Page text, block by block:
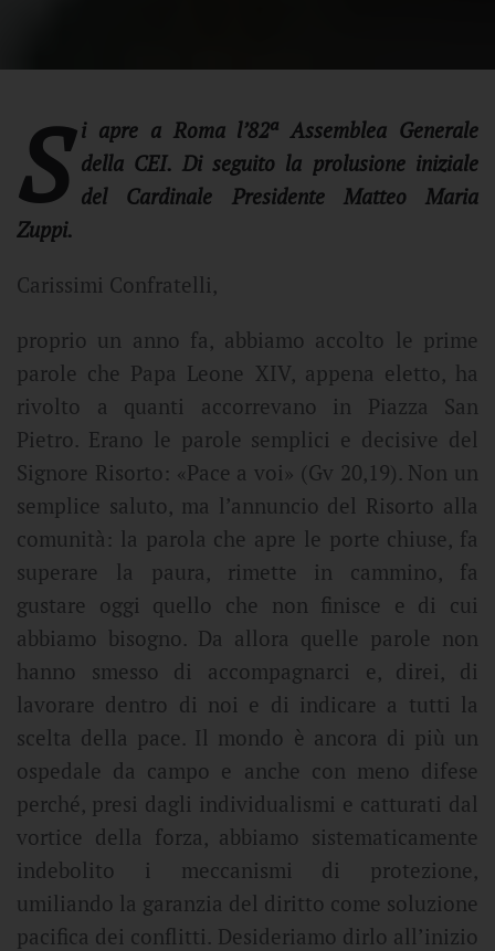
S i apre a Roma l’82ª Assemblea Generale
della CEI. Di seguito la prolusione iniziale
del Cardinale Presidente Matteo Maria
Zuppi.
Carissimi Confratelli,
proprio un anno fa, abbiamo accolto le prime
parole che Papa Leone XIV, appena eletto, ha
rivolto a quanti accorrevano in Piazza San
Pietro. Erano le parole semplici e decisive del
Signore Risorto: «Pace a voi» (Gv 20,19). Non un
semplice saluto, ma l’annuncio del Risorto alla
comunità: la parola che apre le porte chiuse, fa
superare la paura, rimette in cammino, fa
gustare oggi quello che non finisce e di cui
abbiamo bisogno. Da allora quelle parole non
hanno smesso di accompagnarci e, direi, di
lavorare dentro di noi e di indicare a tutti la
scelta della pace. Il mondo è ancora di più un
ospedale da campo e anche con meno difese
perché, presi dagli individualismi e catturati dal
vortice della forza, abbiamo sistematicamente
indebolito i meccanismi di protezione,
umiliando la garanzia del diritto come soluzione
pacifica dei conflitti. Desideriamo dirlo all’inizio